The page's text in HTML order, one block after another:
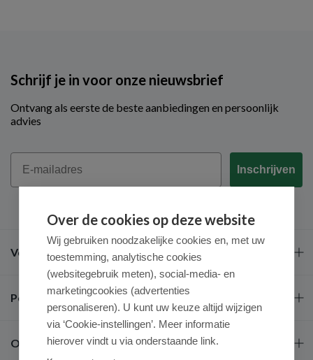
Schrijf je in voor onze nieuwsbrief
Ontvang als eerste de beste aanbiedingen en persoonlijk
advies
Email
Inschrijven
Veel gestelde vragen
Populaire merken
Over ons
Over de cookies op deze website
Wij gebruiken noodzakelijke cookies en, met uw
toestemming, analytische cookies
(websitegebruik meten), social-media- en
marketingcookies (advertenties
personaliseren). U kunt uw keuze altijd wijzigen
via ‘Cookie-instellingen’. Meer informatie
hierover vindt u via onderstaande link.